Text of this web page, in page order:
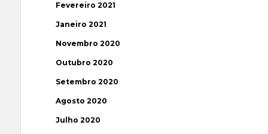
Fevereiro 2021
Janeiro 2021
Novembro 2020
Outubro 2020
Setembro 2020
Agosto 2020
Julho 2020